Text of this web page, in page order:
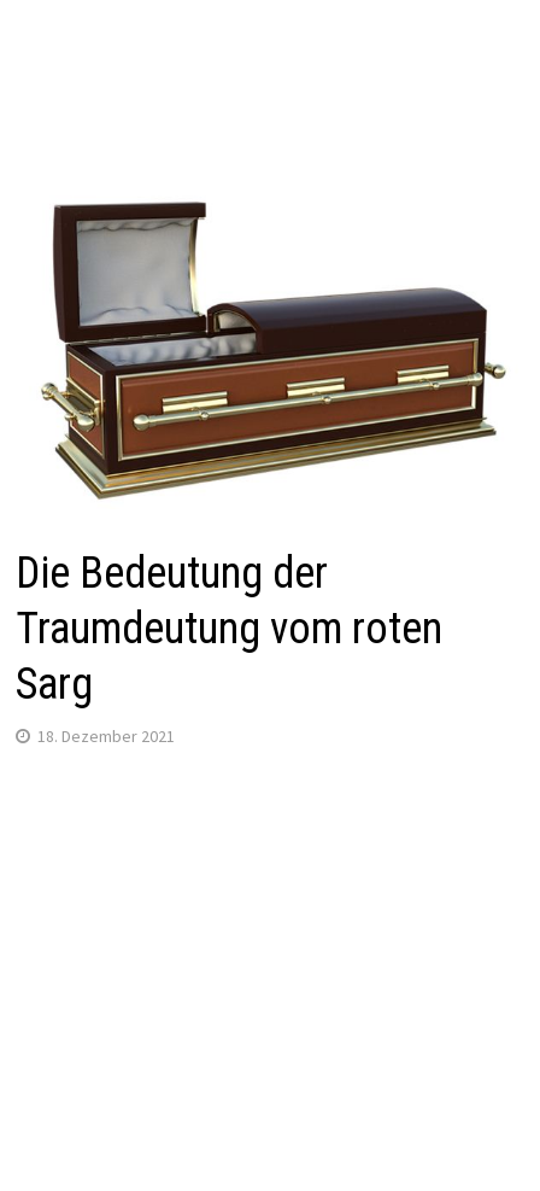
Die Bedeutung der
Traumdeutung vom roten
Sarg
18. Dezember 2021